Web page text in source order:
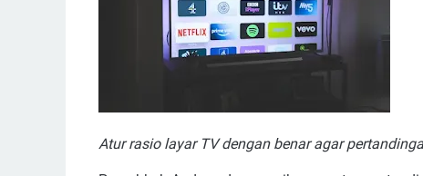
Tips Terbaik
Atur rasio layar TV dengan benar agar